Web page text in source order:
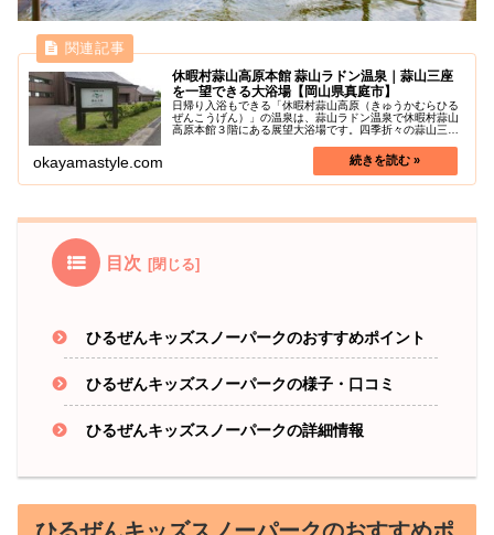
休暇村蒜山高原本館 蒜山ラドン温泉｜蒜山三座
を一望できる大浴場【岡山県真庭市】
日帰り入浴もできる「休暇村蒜山高原（きゅうかむらひる
ぜんこうげん）」の温泉は、蒜山ラドン温泉で休暇村蒜山
高原本館３階にある展望大浴場です。四季折々の蒜山三座
ドン温泉でゆっくり疲れを癒すこと...
okayamastyle.com
目次
ひるぜんキッズスノーパークのおすすめポイント
ひるぜんキッズスノーパークの様子・口コミ
ひるぜんキッズスノーパークの詳細情報